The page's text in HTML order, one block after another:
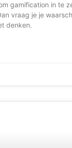
gamification in te
vraag je je
denken.